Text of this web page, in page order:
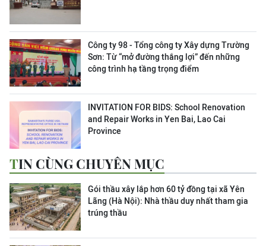
Công ty 98 - Tổng công ty Xây dựng Trường
Sơn: Từ “mở đường thắng lợi” đến những
công trình hạ tầng trọng điểm
INVITATION FOR BIDS: School Renovation
and Repair Works in Yen Bai, Lao Cai
Province
TIN CÙNG CHUYÊN MỤC
Gói thầu xây lắp hơn 60 tỷ đồng tại xã Yên
Lãng (Hà Nội): Nhà thầu duy nhất tham gia
trúng thầu